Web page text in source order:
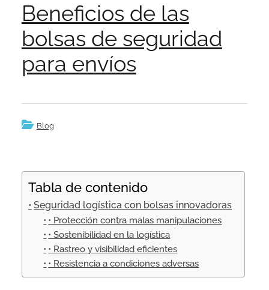
Beneficios de las
bolsas de seguridad
para envíos
Blog
Tabla de contenido
Seguridad logística con bolsas innovadoras
• Protección contra malas manipulaciones
• Sostenibilidad en la logística
• Rastreo y visibilidad eficientes
• Resistencia a condiciones adversas